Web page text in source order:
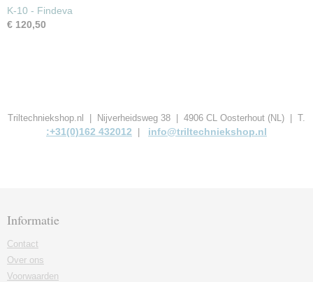
K-10 - Findeva
€ 120,50
Triltechniekshop.nl | Nijverheidsweg 38 | 4906 CL Oosterhout (NL) | T.
:+31(0)162 432012 info@triltechniekshop.nl
Informatie
Contact
Over ons
Voorwaarden